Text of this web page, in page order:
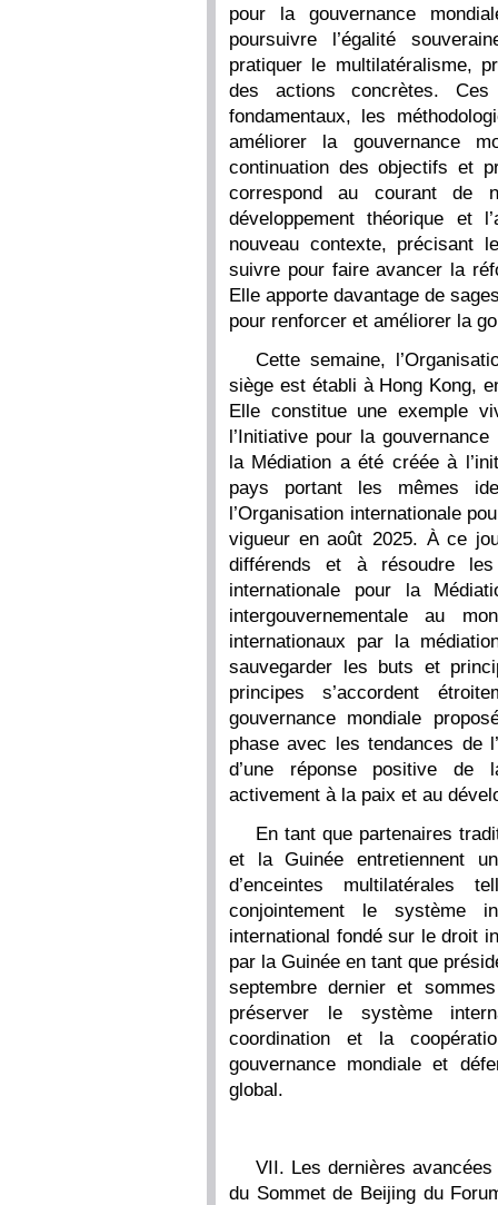
pour la gouvernance
poursuivre l’égalité
pratiquer le multilatéralisme,
des actions concrètes.
fondamentaux, les
améliorer la gouvernance
continuation des objectifs et
correspond au courant de
développement théorique et
nouveau contexte, précisant
suivre pour faire avancer la
Elle apporte davantage de
pour renforcer et améliorer la
Cette semaine,
siège est établi à Hong Kong,
Elle constitue une exemple
l’Initiative pour la
la Médiation a été créée à
pays portant les mêmes
l’Organisation internationale
vigueur en août 2025. À ce
différends et à résoudre
internationale pour la
intergouvernementale au
internationaux par la
sauvegarder les buts et
principes s’accordent
gouvernance mondiale
phase avec les tendances de
d’une réponse positive de
activement à la paix et au
En tant que partenaires
et la Guinée entretiennent
d’enceintes multilatérales
conjointement le système
international fondé sur le droit
par la Guinée en tant que
septembre dernier et
préserver le système
coordination et la
gouvernance mondiale et
global.
VII. Les dernières
du Sommet de Beijing du